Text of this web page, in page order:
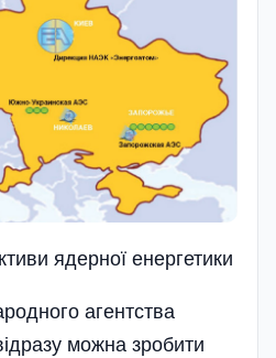
ядерної енергетики
агентства
можна зробити